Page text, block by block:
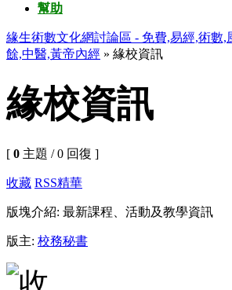
幫助
緣生術數文化網討論區 - 免費,易經,術數
餘,中醫,黃帝內經 » 緣校資訊
緣校資訊
[ 0 主題 / 0 回復 ]
收藏 RSS精華
版塊介紹: 最新課程、活動及教學資訊
版主: 校務秘書